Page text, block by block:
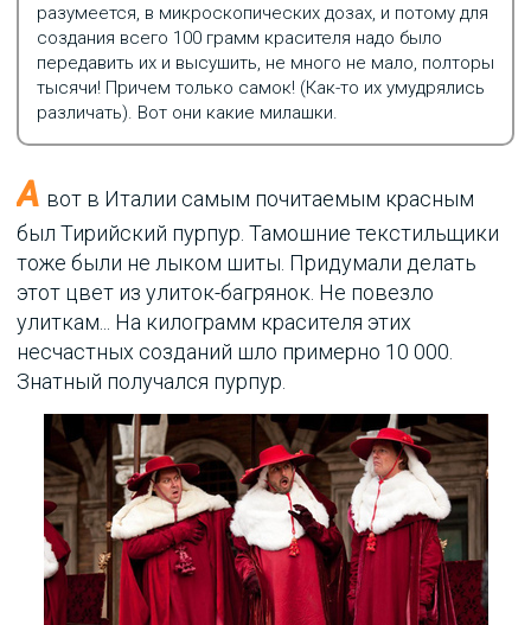
разумеется, в микроскопических дозах, и потому для
создания всего 100 грамм красителя надо было
передавить их и высушить, не много не мало, полторы
тысячи! Причем только самок! (Как-то их умудрялись
различать). Вот они какие милашки.
А вот в Италии самым почитаемым красным
был Тирийский пурпур. Тамошние текстильщики
тоже были не лыком шиты. Придумали делать
этот цвет из улиток-багрянок. Не повезло
улиткам... На килограмм красителя этих
несчастных созданий шло примерно 10 000.
Знатный получался пурпур.